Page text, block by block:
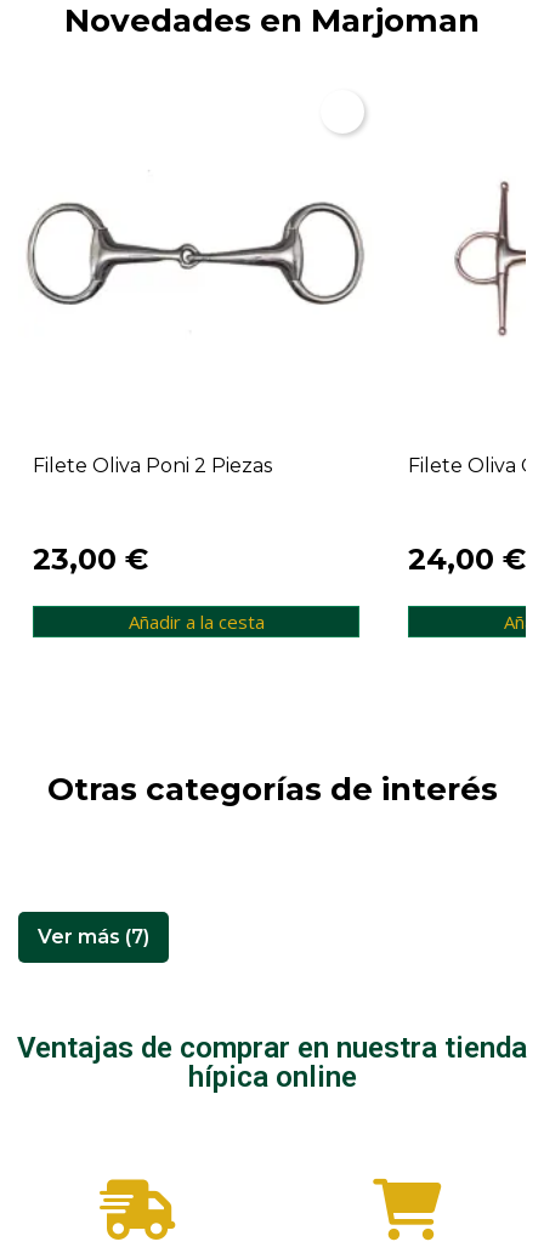
Novedades en Marjoman
Filete Oliva Poni 2 Piezas
23,00 €
Añadir a la cesta
Filete Oliva
24,00 €
Otras categorías de interés
Ver más (7)
Ventajas de comprar en nuestra tienda
hípica online